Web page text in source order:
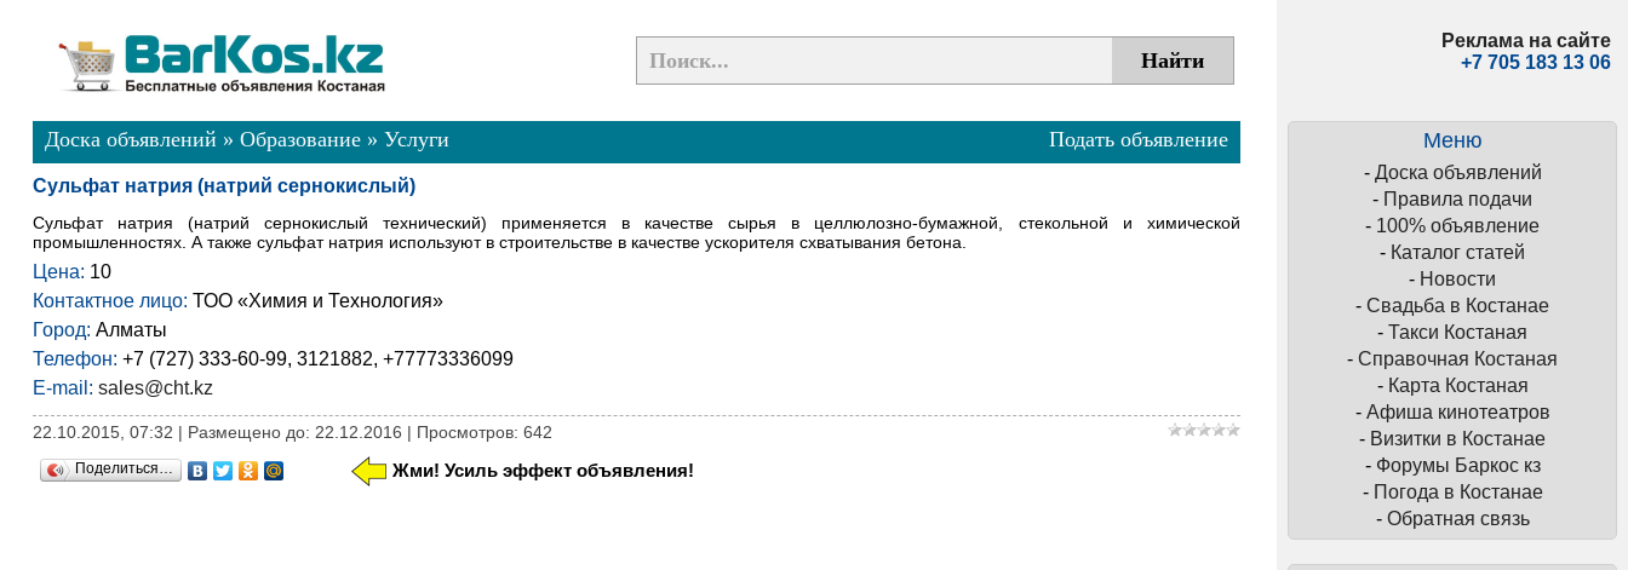
Реклама на сайте
+7 705 183 13 06
Меню
- Доска объявлений
- Правила подачи
- 100% объявление
- Каталог статей
- Новости
- Свадьба в Костанае
- Такси Костаная
- Справочная Костаная
- Карта Костаная
- Афиша кинотеатров
- Визитки в Костанае
- Форумы Баркос кз
- Погода в Костанае
- Обратная связь
Подать объявление
Доска объявлений » Образование» Услуги
Сульфат натрия (натрий сернокислый)
Сульфат натрия (натрий сернокислый технический) применяется в качестве сырья в целлюлозно-бумажной, стекольной и химической
промышленностях. А также сульфат натрия используют в строительстве в качестве ускорителя схватывания бетона.
Цена: 10
Контактное лицо: ТОО «Химия и Технология»
Город: Алматы
Телефон: +7 (727) 333-60-99, 3121882, +77773336099
E-mail: sales@cht.kz
22.10.2015, 07:32 | Размещено до: 22.12.2016 | Просмотров: 642
Поделиться… Жми! Усиль эффект объявления!